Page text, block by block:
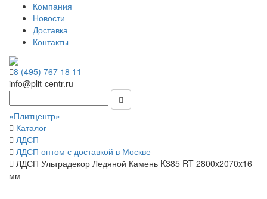
Компания
Новости
Доставка
Контакты
8 (495) 767 18 11
info@plit-centr.ru
«Плитцентр»
Каталог
ЛДСП
ЛДСП оптом с доставкой в Москве
ЛДСП Ультрадекор Ледяной Камень K385 RT 2800x2070x16
мм